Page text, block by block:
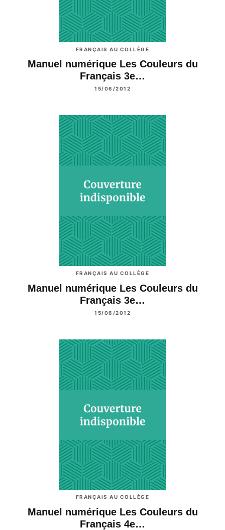
FRANÇAIS AU COLLÈGE
Manuel numérique Les Couleurs du
Français 3e…
15/06/2012
FRANÇAIS AU COLLÈGE
Manuel numérique Les Couleurs du
Français 3e…
15/06/2012
FRANÇAIS AU COLLÈGE
Manuel numérique Les Couleurs du
Français 4e…